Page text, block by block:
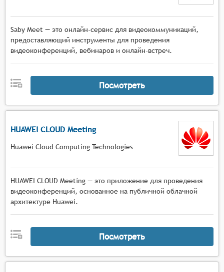
Saby Meet — это онлайн-сервис для видеокоммуникаций,
предоставляющий инструменты для проведения
видеоконференций, вебинаров и онлайн-встреч.
Посмотреть
HUAWEI CLOUD Meeting
Huawei Cloud Computing Technologies
HUAWEI CLOUD Meeting — это приложение для проведения
видеоконференций, основанное на публичной облачной
архитектуре Huawei.
Посмотреть